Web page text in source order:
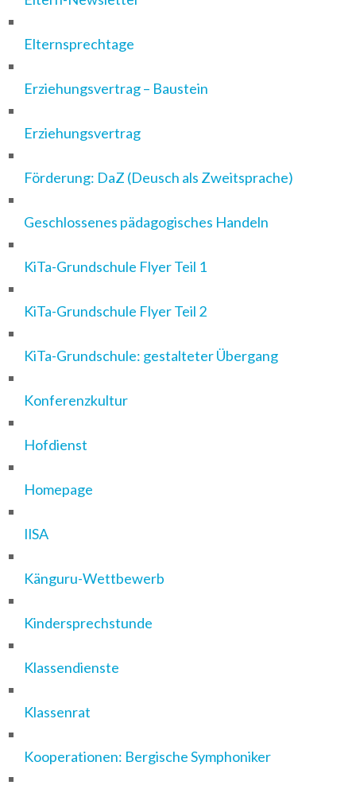
Elternsprechtage
Erziehungsvertrag – Baustein
Erziehungsvertrag
Förderung: DaZ (Deusch als Zweitsprache)
Geschlossenes pädagogisches Handeln
KiTa-Grundschule Flyer Teil 1
KiTa-Grundschule Flyer Teil 2
KiTa-Grundschule: gestalteter Übergang
Konferenzkultur
Hofdienst
Homepage
IlSA
Känguru-Wettbewerb
Kindersprechstunde
Klassendienste
Klassenrat
Kooperationen: Bergische Symphoniker